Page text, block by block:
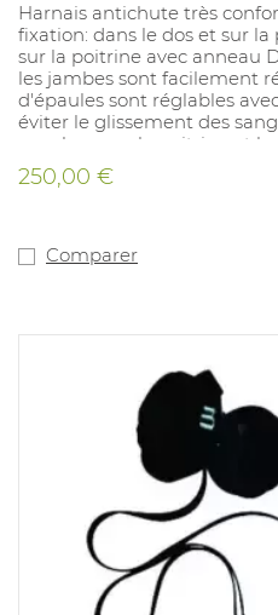
Harnais antichute très
fixation: dans le dos et sur
sur la poitrine avec anneau
les jambes sont facilement
d'épaules sont réglables
éviter le glissement des
sangles pour la poitrine et
boucles automatiques.
une meillieure résistance à
pas. Pourvu des indicateurs
250,00 €
Comparer